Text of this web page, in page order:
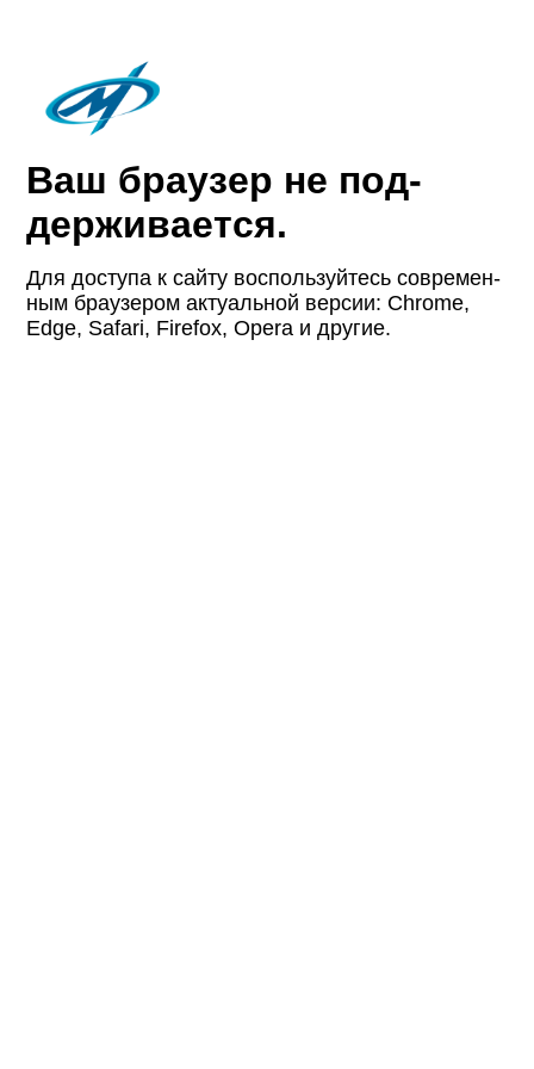
Ваш браузер не под­
держи­вается.
Для доступа к сайту восполь­зуйтесь совре­мен­
ным браузером актуаль­ной версии: Chrome,
Edge, Safari, Firefox, Opera и другие.